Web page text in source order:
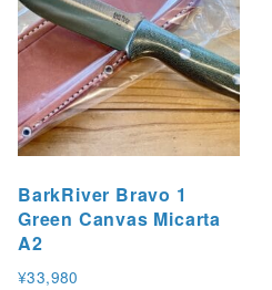
BarkRiver Bravo 1
Green Canvas Micarta
A2
¥33,980